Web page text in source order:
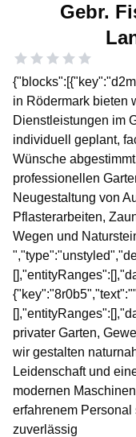
Gebr.
in Rödermark bieten
Dienstleistungen im
individuell geplant,
Wünsche
professionellen
Neugestaltung von
Pflasterarbeiten,
Wegen und
privater Garten,
wir gestalten
Leidenschaft und
modernen
erfahrenem
zuverlässig